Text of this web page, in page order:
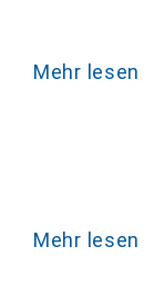
Mehr lesen
Mehr lesen